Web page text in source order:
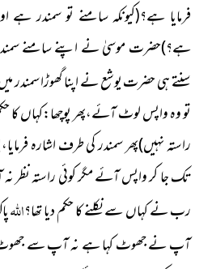
فرمایا ہے؟(کیونکہ سامنے تو سمندر ہے
ہے؟)حضرت موسیٰ نے اپنے سامنے سمندر
سنتے ہی حضرت یوشع نے اپنا گھوڑا سمندر
تو وہ واپس لوٹ آئے،پھر پوچھا:کہاں کا
راستہ نہیں)پھر سمندر کی طرف اشارہ
تک جا کر واپس آئے مگر کوئی راستہ
رب نے کہاں سے نکلنے کا حکم دیا تھا؟اللہ
آپ نے جھوٹ کہا ہے نہ آپ سے جھوٹ